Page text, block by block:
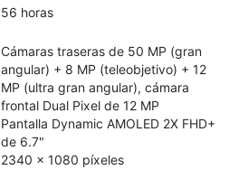
56 horas
Cámaras traseras de 50 MP (gran
angular) + 8 MP (teleobjetivo) + 12
MP (ultra gran angular), cámara
frontal Dual Pixel de 12 MP
Pantalla Dynamic AMOLED 2X FHD+
de 6.7"
2340 x 1080 píxeles